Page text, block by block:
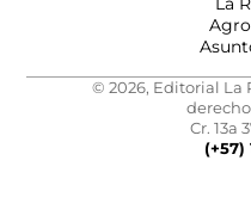
© 2026, Editorial La
Cr. 13a
(+57)